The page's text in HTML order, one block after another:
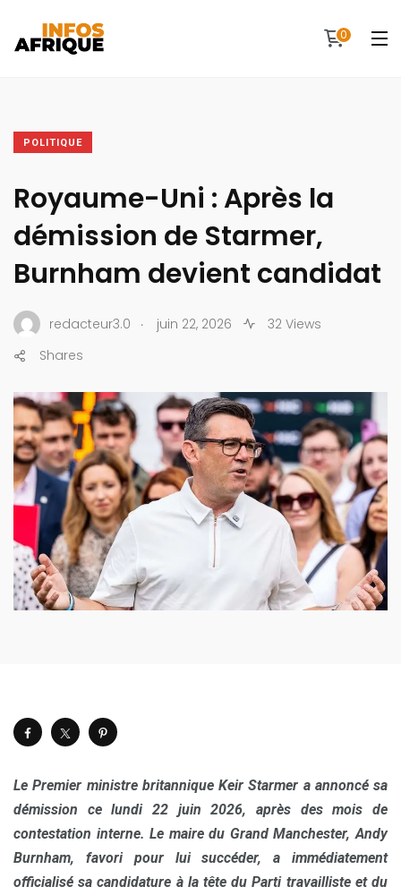
0
POLITIQUE
Royaume-Uni : Après la
démission de Starmer,
Burnham devient candidat
redacteur3.0 . juin 22, 2026
32 Views
Shares
Le Premier ministre britannique Keir Starmer a annoncé sa
démission ce lundi 22 juin 2026, après des mois de
contestation interne. Le maire du Grand Manchester, Andy
Burnham, favori pour lui succéder, a immédiatement
officialisé sa candidature à la tête du Parti travailliste et du